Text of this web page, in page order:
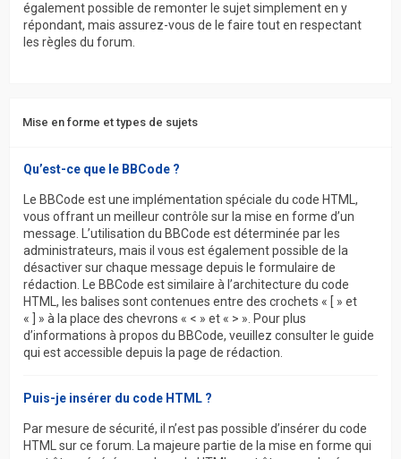
également possible de remonter le sujet simplement en y
répondant, mais assurez-vous de le faire tout en respectant
les règles du forum.
Mise en forme et types de sujets
Qu’est-ce que le BBCode ?
Le BBCode est une implémentation spéciale du code HTML,
vous offrant un meilleur contrôle sur la mise en forme d’un
message. L’utilisation du BBCode est déterminée par les
administrateurs, mais il vous est également possible de la
désactiver sur chaque message depuis le formulaire de
rédaction. Le BBCode est similaire à l’architecture du code
HTML, les balises sont contenues entre des crochets « [ » et
« ] » à la place des chevrons « < » et « > ». Pour plus
d’informations à propos du BBCode, veuillez consulter le guide
qui est accessible depuis la page de rédaction.
Puis-je insérer du code HTML ?
Par mesure de sécurité, il n’est pas possible d’insérer du code
HTML sur ce forum. La majeure partie de la mise en forme qui